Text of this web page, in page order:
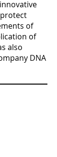
of
of
also
DNA